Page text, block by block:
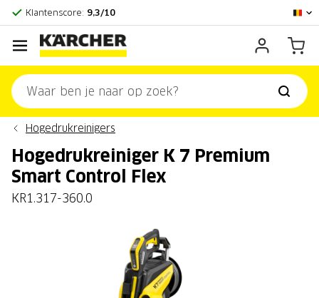
Klantenscore: 9,3/10
Hogedrukreinigers
Hogedrukreiniger K 7 Premium
Smart Control Flex
KR1.317-360.0